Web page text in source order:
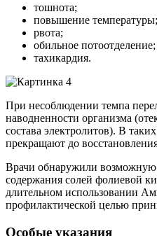
тошнота;
повышение температуры;
рвота;
обильное потоотделение;
тахикардия.
При несоблюдении темпа
наводненности организма
состава электролитов). В
прекращают до
Врачи обнаружили
содержания солей фолиевой
длительном использовании
профилактической целью
Особые указания